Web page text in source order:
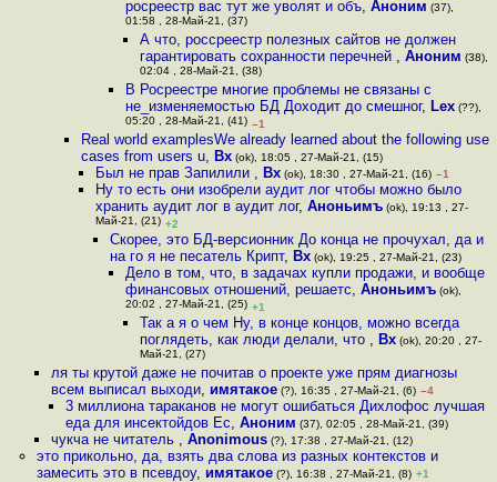
росреестр вас тут же уволят и объ, Аноним (37),
01:58 , 28-Май-21, (37)
А что, россреестр полезных сайтов не должен
гарантировать сохранности перечней , Аноним (38),
02:04 , 28-Май-21, (38)
В Росреестре многие проблемы не связаны с
не_изменяемостью БД Доходит до смешног, Lex(??),
05:20 , 28-Май-21, (41) –1
Real world examplesWe already learned about the following use
cases from users u, Bx(ok), 18:05 , 27-Май-21, (15)
Был не прав Запилили , Bx(ok), 18:30 , 27-Май-21, (16) –1
Ну то есть они изобрели аудит лог чтобы можно было
хранить аудит лог в аудит лог, Аноньимъ(ok), 19:13 , 27-
Май-21, (21) +2
Скорее, это БД-версионник До конца не прочухал, да и
на го я не песатель Крипт, Bx (ok), 19:25 , 27-Май-21, (23)
Дело в том, что, в задачах купли продажи, и вообще
финансовых отношений, решаетс, Аноньимъ(ok),
20:02 , 27-Май-21, (25) +1
Так а я о чем Ну, в конце концов, можно всегда
поглядеть, как люди делали, что , Bx(ok), 20:20 , 27-
Май-21, (27)
ля ты крутой даже не почитав о проекте уже прям диагнозы
всем выписал выходи, имятакое(?), 16:35 , 27-Май-21, (6) –4
3 миллиона тараканов не могут ошибаться Дихлофос лучшая
еда для инсектойдов Ес,Аноним (37), 02:05 , 28-Май-21, (39)
чукча не читатель , Anonimous(?), 17:38 , 27-Май-21, (12)
это прикольно, да, взять два слова из разных контекстов и
замесить это в псевдоу, имятакое(?), 16:38 , 27-Май-21, (8) +1